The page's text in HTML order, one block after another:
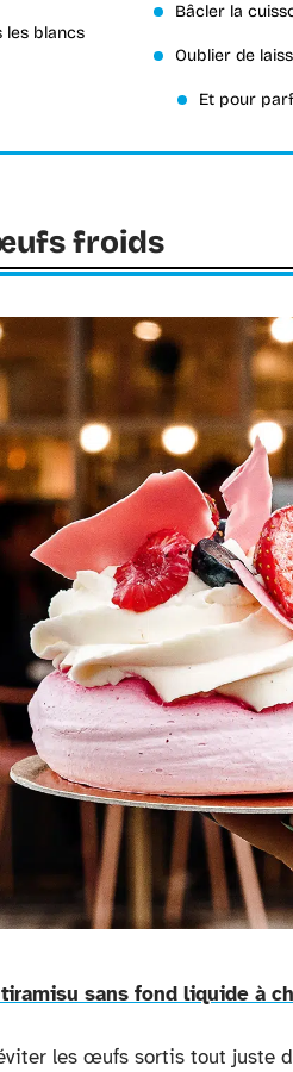
les blancs
Bâcler la
Oublier de
Et pour
froids
sans fond liquide à
les œufs sortis tout juste